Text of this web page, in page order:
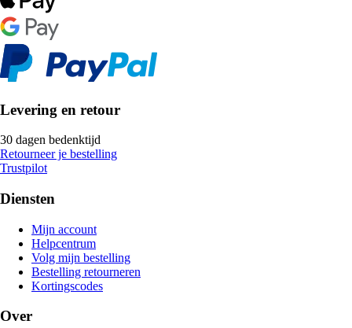
Levering en retour
30 dagen bedenktijd
Retourneer je bestelling
Trustpilot
Diensten
Mijn account
Helpcentrum
Volg mijn bestelling
Bestelling retourneren
Kortingscodes
Over